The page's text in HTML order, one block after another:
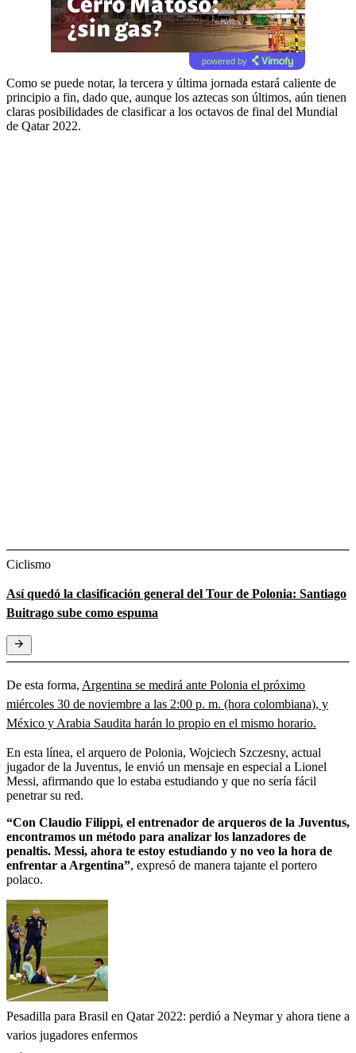
powered by
Como se puede notar, la tercera y última jornada estará caliente de
principio a fin, dado que, aunque los aztecas son últimos, aún tienen
claras posibilidades de clasificar a los octavos de final del Mundial
de Qatar 2022.
Ciclismo
Así quedó la clasificación general del Tour de Polonia: Santiago
Buitrago sube como espuma
De esta forma, Argentina se medirá ante Polonia el próximo
miércoles 30 de noviembre a las 2:00 p. m. (hora colombiana), y
México y Arabia Saudita harán lo propio en el mismo horario.
En esta línea, el arquero de Polonia, Wojciech Szczesny, actual
jugador de la Juventus, le envió un mensaje en especial a Lionel
Messi, afirmando que lo estaba estudiando y que no sería fácil
penetrar su red.
“Con Claudio Filippi, el entrenador de arqueros de la Juventus,
encontramos un método para analizar los lanzadores de
penaltis. Messi, ahora te estoy estudiando y no veo la hora de
enfrentar a Argentina”, expresó de manera tajante el portero
polaco.
Pesadilla para Brasil en Qatar 2022: perdió a Neymar y ahora tiene a
varios jugadores enfermos